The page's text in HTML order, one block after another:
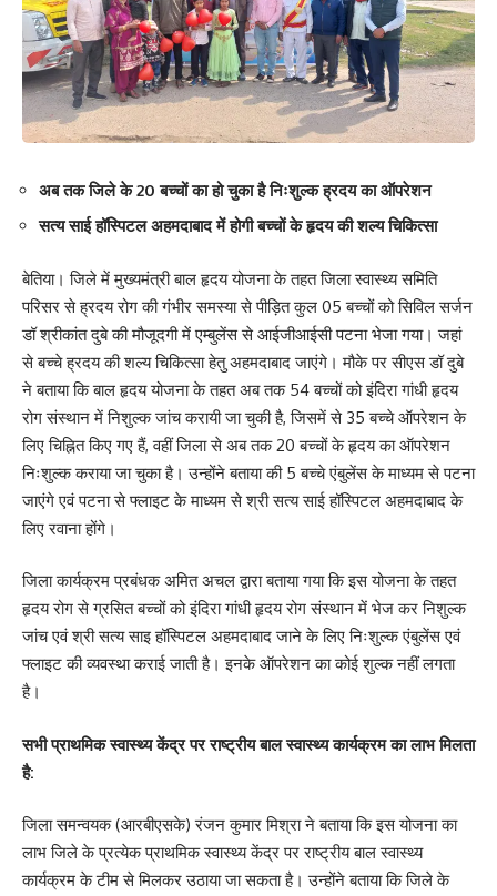
अब तक जिले के 20 बच्चों का हो चुका है निःशुल्क ह्रदय का ऑपरेशन
सत्य साई हॉस्पिटल अहमदाबाद में होगी बच्चों के हृदय की शल्य चिकित्सा
बेतिया। जिले में मुख्यमंत्री बाल हृदय योजना के तहत जिला स्वास्थ्य समिति
परिसर से ह्रदय रोग की गंभीर समस्या से पीड़ित कुल 05 बच्चों को सिविल सर्जन
डॉ श्रीकांत दुबे की मौजूदगी में एम्बुलेंस से आईजीआईसी पटना भेजा गया। जहां
से बच्चे ह्रदय की शल्य चिकित्सा हेतु अहमदाबाद जाएंगे। मौके पर सीएस डॉ दुबे
ने बताया कि बाल हृदय योजना के तहत अब तक 54 बच्चों को इंदिरा गांधी हृदय
रोग संस्थान में निशुल्क जांच करायी जा चुकी है, जिसमें से 35 बच्चे ऑपरेशन के
लिए चिह्नित किए गए हैं, वहीं जिला से अब तक 20 बच्चों के हृदय का ऑपरेशन
निःशुल्क कराया जा चुका है। उन्होंने बताया की 5 बच्चे एंबुलेंस के माध्यम से पटना
जाएंगे एवं पटना से फ्लाइट के माध्यम से श्री सत्य साई हॉस्पिटल अहमदाबाद के
लिए रवाना होंगे।
जिला कार्यक्रम प्रबंधक अमित अचल द्वारा बताया गया कि इस योजना के तहत
हृदय रोग से ग्रसित बच्चों को इंदिरा गांधी हृदय रोग संस्थान में भेज कर निशुल्क
जांच एवं श्री सत्य साइ हॉस्पिटल अहमदाबाद जाने के लिए निःशुल्क एंबुलेंस एवं
फ्लाइट की व्यवस्था कराई जाती है। इनके ऑपरेशन का कोई शुल्क नहीं लगता
है।
सभी प्राथमिक स्वास्थ्य केंद्र पर राष्ट्रीय बाल स्वास्थ्य कार्यक्रम का लाभ मिलता
है:
जिला समन्वयक (आरबीएसके) रंजन कुमार मिश्रा ने बताया कि इस योजना का
लाभ जिले के प्रत्येक प्राथमिक स्वास्थ्य केंद्र पर राष्ट्रीय बाल स्वास्थ्य
कार्यक्रम के टीम से मिलकर उठाया जा सकता है। उन्होंने बताया कि जिले के